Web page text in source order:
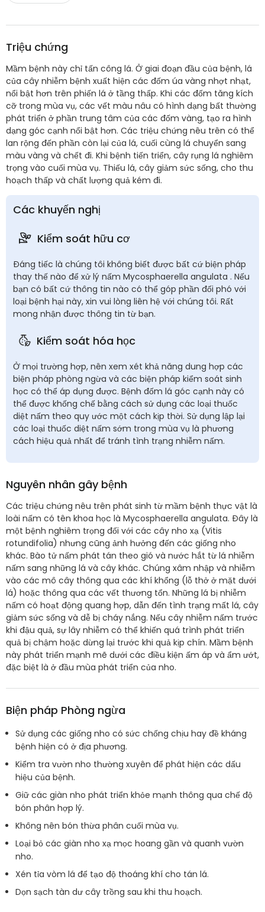
Triệu chứng
Mầm bệnh này chỉ tấn công lá. Ở giai đoạn đầu của bệnh, lá
của cây nhiễm bệnh xuất hiện các đốm úa vàng nhợt nhạt,
nổi bật hơn trên phiến lá ở tầng thấp. Khi các đốm tăng kích
cỡ trong mùa vụ, các vết màu nâu có hình dạng bất thường
phát triển ở phần trung tâm của các đốm vàng, tạo ra hình
dạng góc cạnh nổi bật hơn. Các triệu chứng nêu trên có thể
lan rộng đến phần còn lại của lá, cuối cùng lá chuyển sang
màu vàng và chết đi. Khi bệnh tiến triển, cây rụng lá nghiêm
trọng vào cuối mùa vụ. Thiếu lá, cây giảm sức sống, cho thu
hoạch thấp và chất lượng quả kém đi.
Các khuyến nghị
Kiểm soát hữu cơ
Đáng tiếc là chúng tôi không biết được bất cứ biện pháp
thay thế nào để xử lý nấm Mycosphaerella angulata . Nếu
bạn có bất cứ thông tin nào có thể góp phần đối phó với
loại bệnh hại này, xin vui lòng liên hệ với chúng tôi. Rất
mong nhận được thông tin từ bạn.
Kiểm soát hóa học
Ở mọi trường hợp, nên xem xét khả năng dung hợp các
biện pháp phòng ngừa và các biện pháp kiểm soát sinh
học có thể áp dụng được. Bệnh đốm lá góc cạnh này có
thể được khống chế bằng cách sử dụng các loại thuốc
diệt nấm theo quy ước một cách kịp thời. Sử dụng lập lại
các loại thuốc diệt nấm sớm trong mùa vụ là phương
cách hiệu quả nhất để tránh tình trạng nhiễm nấm.
Nguyên nhân gây bệnh
Các triệu chứng nêu trên phát sinh từ mầm bệnh thực vật là
loài nấm có tên khoa học là Mycosphaerella angulata. Đây là
một bệnh nghiêm trọng đối với các cây nho xạ (Vitis
rotundifolia) nhưng cũng ảnh hưởng đến các giống nho
khác. Bào tử nấm phát tán theo gió và nước hắt từ lá nhiễm
nấm sang những lá và cây khác. Chúng xâm nhập và nhiễm
vào các mô cây thông qua các khí khổng (lỗ thở ở mặt dưới
lá) hoặc thông qua các vết thương tổn. Những lá bị nhiễm
nấm có hoạt động quang hợp, dẫn đến tình trạng mất lá, cây
giảm sức sống và dễ bị cháy nắng. Nếu cây nhiễm nấm trước
khi đậu quả, sự lây nhiễm có thể khiến quá trình phát triển
quả bị chậm hoặc dừng lại trước khi quả kịp chín. Mầm bệnh
này phát triển mạnh mẽ dưới các điều kiện ấm áp và ẩm ướt,
đặc biệt là ở đầu mùa phát triển của nho.
Biện pháp Phòng ngừa
Sử dụng các giống nho có sức chống chịu hay đề kháng
bệnh hiện có ở địa phương.
Kiểm tra vườn nho thường xuyên để phát hiện các dấu
hiệu của bệnh.
Giữ các giàn nho phát triển khỏe mạnh thông qua chế độ
bón phân hợp lý.
Không nên bón thừa phân cuối mùa vụ.
Loại bỏ các giàn nho xạ mọc hoang gần và quanh vườn
nho.
Xén tỉa vòm lá để tạo độ thoáng khí cho tán lá.
Dọn sạch tàn dư cây trồng sau khi thu hoạch.